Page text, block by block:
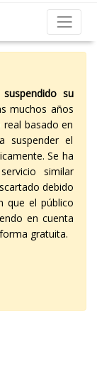
su
muchos años
basado en
suspender el
Se ha
similar
debido
que el público
en cuenta
gratuita.